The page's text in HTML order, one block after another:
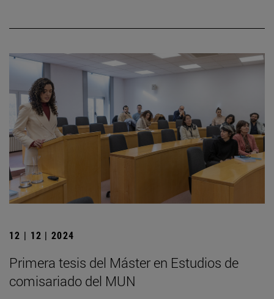
12 | 12 | 2024
Primera tesis del Máster en Estudios de
comisariado del MUN